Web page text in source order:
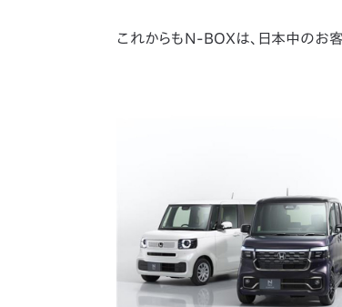
これからもN-BOXは、日本中のお客